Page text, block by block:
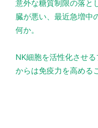
意外な糖質制限の落と
臓が悪い、最近急増中
何か。
NK細胞を活性化させ
からは免疫力を高める